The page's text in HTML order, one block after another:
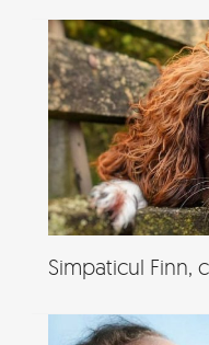
Simpaticul Finn,